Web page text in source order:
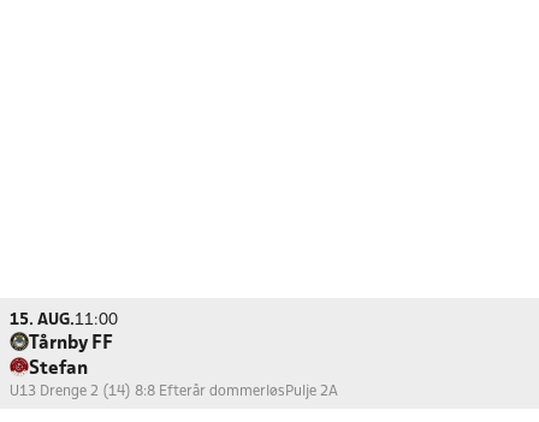
15. AUG.11:00
Tårnby FF
Stefan
U13 Drenge 2 (14) 8:8 Efterår dommerløs Pulje 2A